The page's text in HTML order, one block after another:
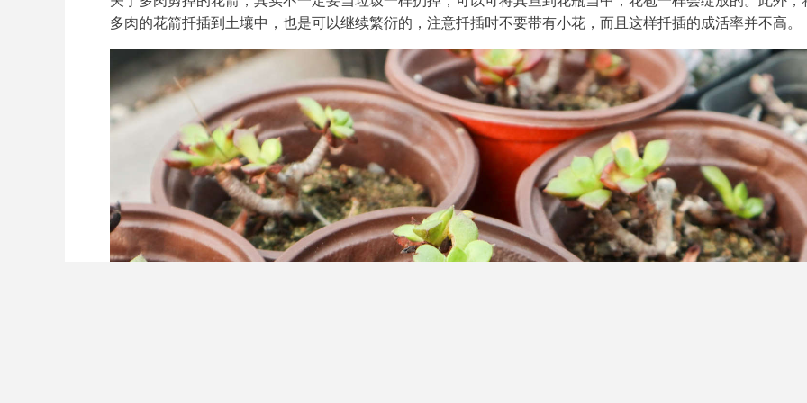
多肉的花箭扦插到土壤中，也是可以继续繁衍的，注意扦插时不要带有小花，而且这样扦插的成活率并不高。